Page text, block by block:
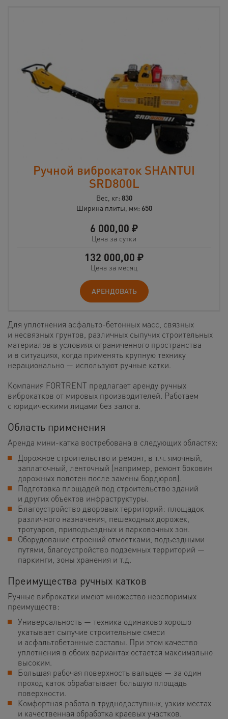
Ручной виброкаток SHANTUI
SRD800L
Вес, кг: 830
Ширина плиты, мм: 650
6 000,00 ₽
Цена за сутки
132 000,00 ₽
Цена за месяц
АРЕНДОВАТЬ
Для уплотнения асфальто-бетонных масс, связных
и несвязных грунтов, различных сыпучих строительных
материалов в условиях ограниченного пространства
и в ситуациях, когда применять крупную технику
нерационально — используют ручные катки.
Компания FORTRENT предлагает аренду ручных
виброкатков от мировых производителей. Работаем
с юридическими лицами без залога.
Область применения
Аренда мини-катка востребована в следующих областях:
Дорожное строительство и ремонт, в т.ч. ямочный,
заплаточный, ленточный (например, ремонт боковин
дорожных полотен после замены бордюров).
Подготовка площадей под строительство зданий
и других объектов инфраструктуры.
Благоустройство дворовых территорий: площадок
различного назначения, пешеходных дорожек,
тротуаров, приподъездных и парковочных зон.
Оборудование строений отмостками, подъездными
путями, благоустройство подземных территорий —
паркинги, зоны хранения и т.д.
Преимущества ручных катков
Ручные виброкатки имеют множество неоспоримых
преимуществ:
Универсальность — техника одинаково хорошо
укатывает сыпучие строительные смеси
и асфальтобетонные составы. При этом качество
уплотнения в обоих вариантах остается максимально
высоким.
Большая рабочая поверхность вальцев — за один
проход каток обрабатывает большую площадь
поверхности.
Комфортная работа в труднодоступных, узких местах
и качественная обработка краевых участков.